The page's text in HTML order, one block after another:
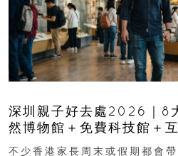
深圳親子好去處2026｜8
然博物館＋免費科技館＋
齡、交通、門票、開放時間
不少香港家長周末或假期都會